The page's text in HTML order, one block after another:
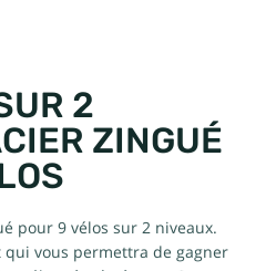
2
ZINGUÉ
pour 9 vélos sur 2 niveaux.
vous permettra de gagner